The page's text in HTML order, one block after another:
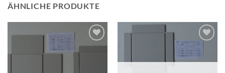
ÄHNLICHE PRODUKTE
Auf die
Wunschliste
Auf die
Wunschliste